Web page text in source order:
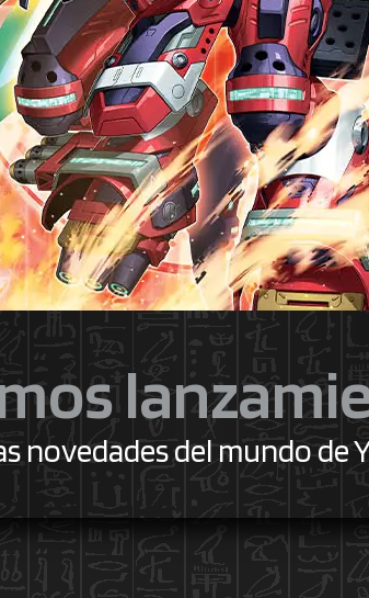
novedades del mundo de